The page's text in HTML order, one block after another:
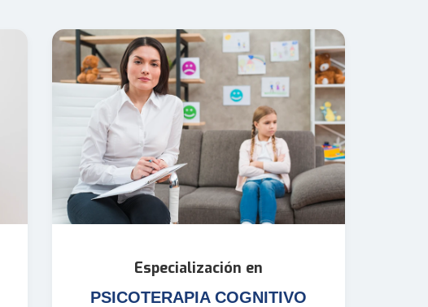
Especialización en
PSICOTERAPIA COGNITIVO